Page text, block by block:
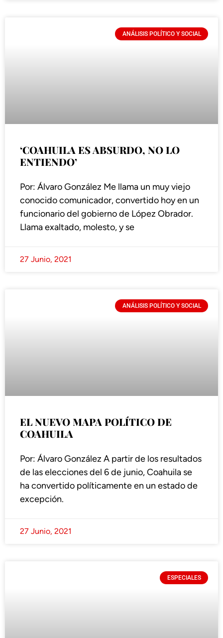
ANÁLISIS POLÍTICO Y SOCIAL
‘COAHUILA ES ABSURDO, NO LO
ENTIENDO’
Por: Álvaro González Me llama un muy viejo
conocido comunicador, convertido hoy en un
funcionario del gobierno de López Obrador.
Llama exaltado, molesto, y se
27 Junio, 2021
ANÁLISIS POLÍTICO Y SOCIAL
EL NUEVO MAPA POLÍTICO DE
COAHUILA
Por: Álvaro González A partir de los resultados
de las elecciones del 6 de junio, Coahuila se
ha convertido políticamente en un estado de
excepción.
27 Junio, 2021
ESPECIALES